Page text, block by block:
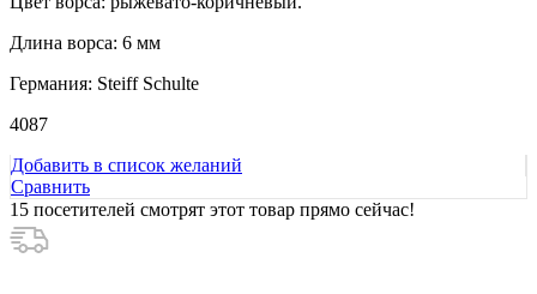
Длина ворса: 6 мм
Германия: Steiff Schulte
4087
Добавить в список желаний
Сравнить
15 посетителей смотрят этот товар прямо сейчас!